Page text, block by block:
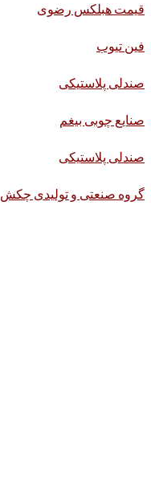
قیمت هبلکس رضوی
فین تیوب
صندلی پلاستیکی
صنایع چوبی بیغم
صندلی پلاستیکی
گروه صنعتی و تولیدی چکش